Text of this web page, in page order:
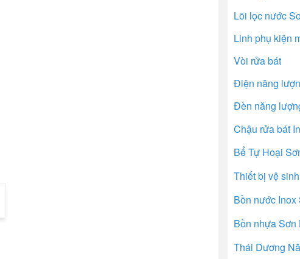
Lõi lọc nước
Linh phụ kiện
Vòi rửa bát
Điện năng
Đèn năng
Chậu rửa bát
Bể Tự Hoại
Thiết bị vệ sinh
Bồn nước Inox
Bồn nhựa Sơn
Thái Dương